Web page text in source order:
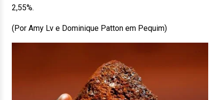
2,55%.
(Por Amy Lv e Dominique Patton em Pequim)